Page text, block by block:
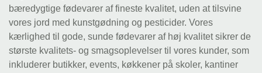
bæredygtige fødevarer af fineste kvalitet, uden at tilsvine
vores jord med kunstgødning og pesticider. Vores
kærlighed til gode, sunde fødevarer af høj kvalitet sikrer de
største kvalitets- og smagsoplevelser til vores kunder, som
inkluderer butikker, events, køkkener på skoler, kantiner